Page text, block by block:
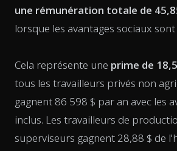
une rémunération totale de
lorsque les avantages sociaux sont
Cela représente une prime de
tous les travailleurs privés non
gagnent 86 598 $ par an avec les
inclus. Les travailleurs de
superviseurs gagnent 28,88 $ de